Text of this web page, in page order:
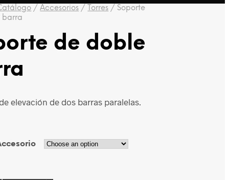
/ Accesorios / Torres / Soporte
barra
de doble
elevación de dos barras paralelas.